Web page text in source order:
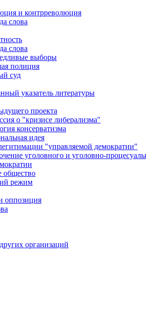
и контрреволюция
слова
слова
выборы
полиция
суд
указатель литературы
проекта
о "кризисе либерализма"
консерватизма
идея
"управляемой демократии"
уголовного и уголовно-
общество
режим
оппозиция
организаций